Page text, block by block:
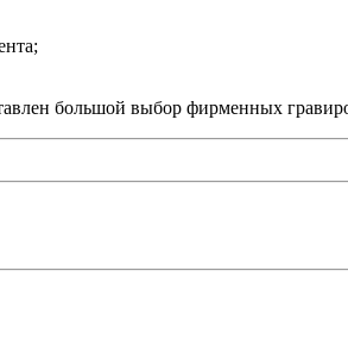
большой выбор фирменных